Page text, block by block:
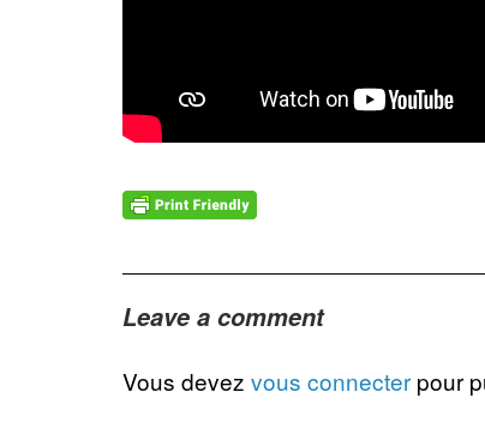
Leave a comment
Vous devez vous connecter pour